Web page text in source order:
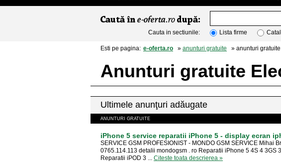
Cauta in sectiunile: Lista firme
Esti pe pagina: e-oferta.ro » anunturi gratuite » anunturi
Anunturi gratuite
Ultimele anunţuri adăugate
ANUNTURI GRATUITE
iPhone 5 service reparatii iPhone 5 - display ecran
SERVICE GSM PROFESIONIST - MONDO GSM SERVICE Mihai
0765.114.113 detalii mondogsm . ro Reparatii iPhone 5 4S 4 3GS
Reparatii iPOD 3 ... Citeste toata descrierea »